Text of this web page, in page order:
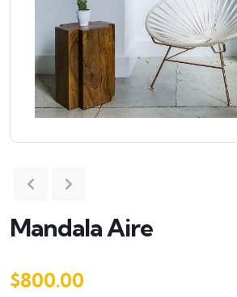
Mandala Aire
$800.00